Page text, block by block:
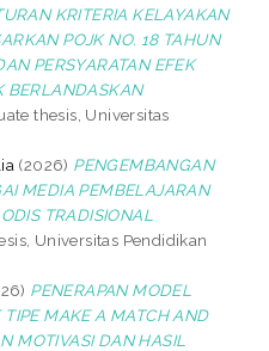
KRITERIA KELAYAKAN
POJK NO. 18 TAHUN
PERSYARATAN EFEK
BERLANDASKAN
thesis, Universitas
(2026) PENGEMBANGAN
MEDIA PEMBELAJARAN
TRADISIONAL
Universitas Pendidikan
PENERAPAN MODEL
TIPE MAKE A MATCH AND
MOTIVASI DAN HASIL